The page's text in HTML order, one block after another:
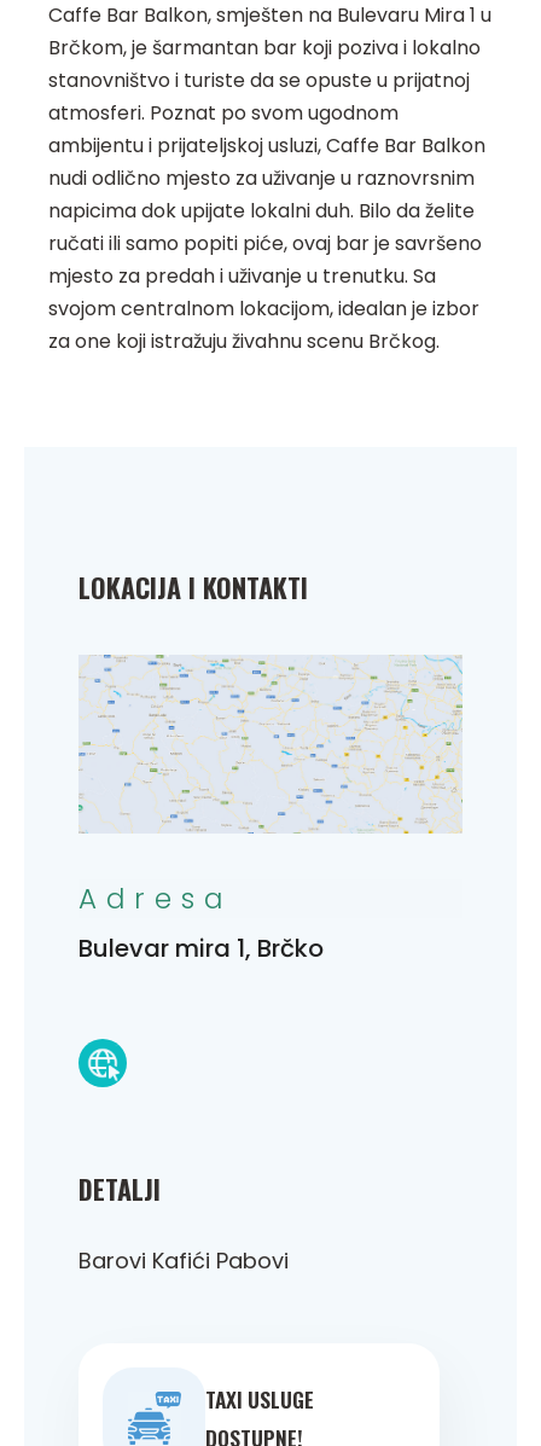
Caffe Bar Balkon, smješten na Bulevaru Mira 1 u
Brčkom, je šarmantan bar koji poziva i lokalno
stanovništvo i turiste da se opuste u prijatnoj
atmosferi. Poznat po svom ugodnom
ambijentu i prijateljskoj usluzi, Caffe Bar Balkon
nudi odlično mjesto za uživanje u raznovrsnim
napicima dok upijate lokalni duh. Bilo da želite
ručati ili samo popiti piće, ovaj bar je savršeno
mjesto za predah i uživanje u trenutku. Sa
svojom centralnom lokacijom, idealan je izbor
za one koji istražuju živahnu scenu Brčkog.
DETALJI
Barovi Kafići Pabovi
TAXI USLUGE
DOSTUPNE!
LOKACIJA I KONTAKTI
Adresa
Bulevar mira 1, Brčko